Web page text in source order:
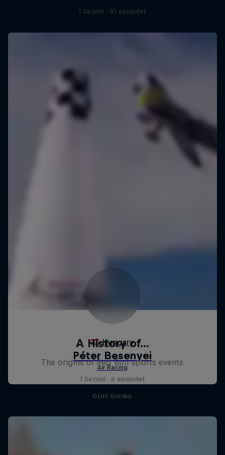
1 Sezoni · 10 episodet
A History of...
The origins of Red Bull sports events
1 Sezoni · 6 episodet
CLIFF DIVING